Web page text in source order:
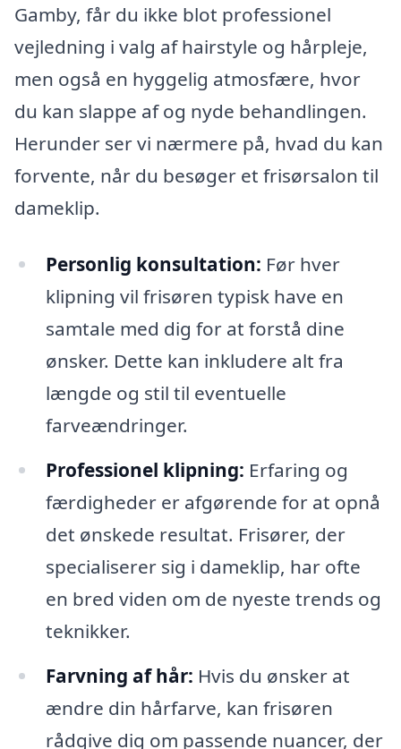
Gamby, får du ikke blot professionel
vejledning i valg af hairstyle og hårpleje,
men også en hyggelig atmosfære, hvor
du kan slappe af og nyde behandlingen.
Herunder ser vi nærmere på, hvad du kan
forvente, når du besøger et frisørsalon til
dameklip.
Personlig konsultation: Før hver
klipning vil frisøren typisk have en
samtale med dig for at forstå dine
ønsker. Dette kan inkludere alt fra
længde og stil til eventuelle
farveændringer.
Professionel klipning: Erfaring og
færdigheder er afgørende for at opnå
det ønskede resultat. Frisører, der
specialiserer sig i dameklip, har ofte
en bred viden om de nyeste trends og
teknikker.
Farvning af hår: Hvis du ønsker at
ændre din hårfarve, kan frisøren
rådgive dig om passende nuancer, der